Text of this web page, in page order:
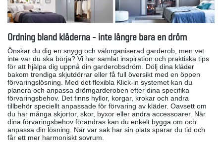
Ordning bland kläderna - inte längre bara en dröm
Önskar du dig en snygg och välorganiserad garderob, men vet
inte var du ska börja? Vi har samlat inspiration och praktiska tips
för att hjälpa dig uppnå din garderobsdröm. Dölj dina kläder
bakom trendiga skjutdörrar eller få full översikt med en öppen
förvaringslösning. Med det flexibla Klick-in systemet kan du
planera och anpassa drömgarderoben efter dina specifika
förvaringsbehov. Det finns hyllor, korgar, krokar och andra
tillbehör speciellt anpassade för förvaring av kläder. Oavsett om
du har många skjortor, skor, byxor eller andra accessoarer. När
dina förvaringsbehov förändras kan du enkelt bygga om och
anpassa din lösning. När var sak har sin plats sparar du tid och
får ett mer harmoniskt sovrum.